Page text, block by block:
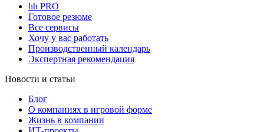
hh PRO
Готовое резюме
Все сервисы
Хочу у вас работать
Производственный календарь
Экспертная рекомендация
Новости и статьи
Блог
О компаниях в игровой форме
Жизнь в компании